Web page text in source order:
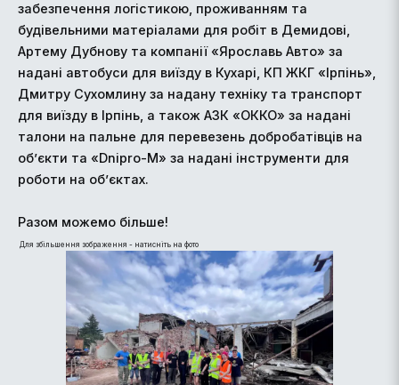
забезпечення логістикою, проживанням та
будівельними матеріалами для робіт в Демидові,
Артему Дубнову та компанії «Ярославь Авто» за
надані автобуси для виїзду в Кухарі, КП ЖКГ «Ірпінь»,
Дмитру Сухомлину за надану техніку та транспорт
для виїзду в Ірпінь, а також АЗК «ОККО» за надані
талони на пальне для перевезень добробатівців на
об’єкти та «Dnipro-M» за надані інструменти для
роботи на об’єктах.
Разом можемо більше!
Для збільшення зображення - натисніть на фото